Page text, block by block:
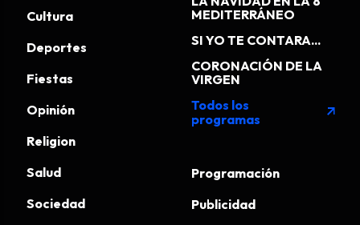
Cultura
Deportes
Fiestas
Opinión
Religion
Salud
Sociedad
MEDITERRÁNEO
SI YO TE CONTARA...
CORONACIÓN DE LA
VIRGEN
Todos los
programas
arrow_outward
Programación
Publicidad